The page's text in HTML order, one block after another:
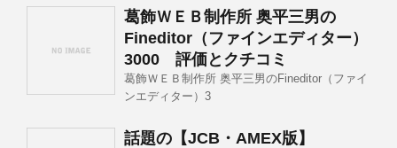
葛飾ＷＥＢ制作所 奥平三男の
Fineditor（ファインエディター）
3000 評価とクチコミ
葛飾ＷＥＢ制作所 奥平三男のFineditor（ファイ
ンエディター）3
話題の【JCB・AMEX版】